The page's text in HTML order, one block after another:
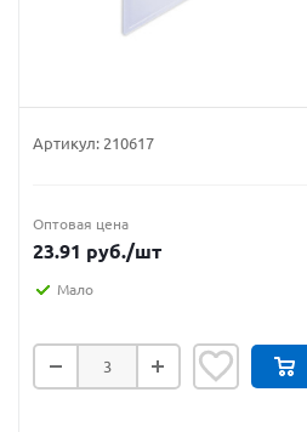
Артикул: 210617
Оптовая цена
23.91 руб./шт
Мало